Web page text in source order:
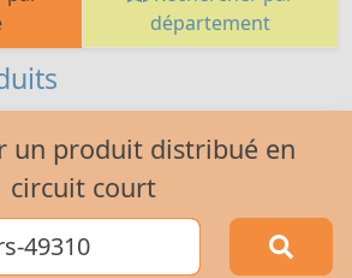
département
un produit distribué en
circuit court